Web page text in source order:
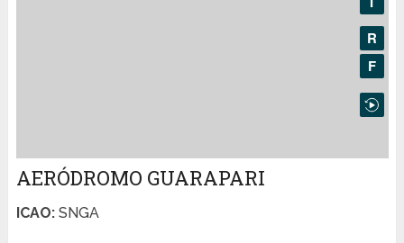
AERÓDROMO GUARAPARI
ICAO:SNGA